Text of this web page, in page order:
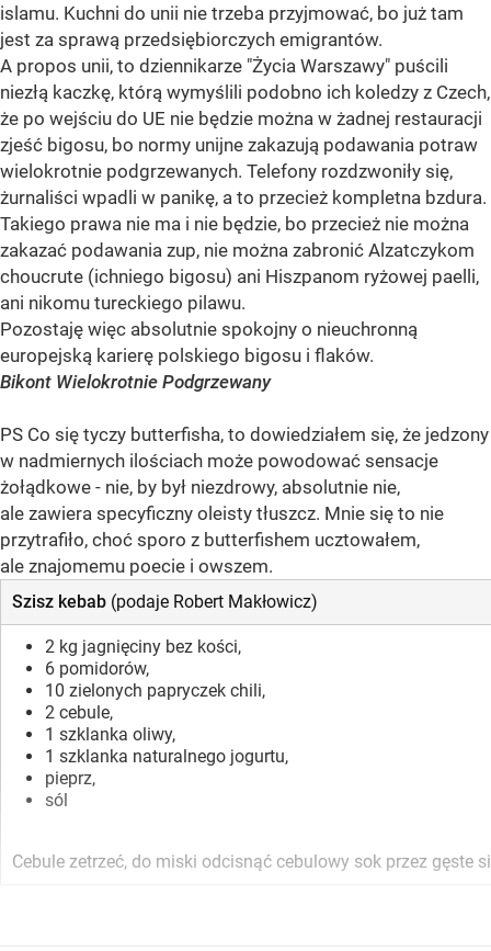
islamu. Kuchni do unii nie trzeba przyjmować, bo już tam
jest za sprawą przedsiębiorczych emigrantów.
A propos unii, to dziennikarze "Życia Warszawy" puścili
niezłą kaczkę, którą wymyślili podobno ich koledzy z Czech,
że po wejściu do UE nie będzie można w żadnej restauracji
zjeść bigosu, bo normy unijne zakazują podawania potraw
wielokrotnie podgrzewanych. Telefony rozdzwoniły się,
żurnaliści wpadli w panikę, a to przecież kompletna bzdura.
Takiego prawa nie ma i nie będzie, bo przecież nie można
zakazać podawania zup, nie można zabronić Alzatczykom
choucrute (ichniego bigosu) ani Hiszpanom ryżowej paelli,
ani nikomu tureckiego pilawu.
Pozostaję więc absolutnie spokojny o nieuchronną
europejską karierę polskiego bigosu i flaków.
Bikont Wielokrotnie Podgrzewany
PS Co się tyczy butterfisha, to dowiedziałem się, że jedzony
w nadmiernych ilościach może powodować sensacje
żołądkowe - nie, by był niezdrowy, absolutnie nie,
ale zawiera specyficzny oleisty tłuszcz. Mnie się to nie
przytrafiło, choć sporo z butterfishem ucztowałem,
ale znajomemu poecie i owszem.
Szisz kebab (podaje Robert Makłowicz)
2 kg jagnięciny bez kości,
6 pomidorów,
10 zielonych papryczek chili,
2 cebule,
1 szklanka oliwy,
1 szklanka naturalnego jogurtu,
pieprz,
sól
Cebule zetrzeć, do miski odcisnąć cebulowy sok przez gęste